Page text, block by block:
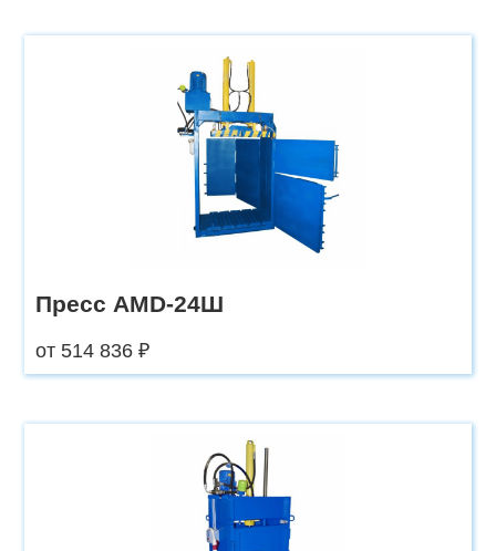
Пресс AMD-24Ш
от 514 836 ₽